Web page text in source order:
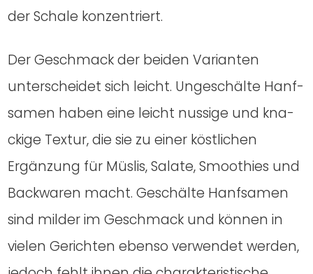
der Scha­le kon­zen­triert.
Der Geschmack der bei­den Vari­an­ten
unter­schei­det sich leicht. Unge­schäl­te Hanf­
sa­men haben eine leicht nussi­ge und kna­
cki­ge Tex­tur, die sie zu einer köst­li­chen
Ergän­zung für Müs­lis, Sala­te, Smoothies und
Back­wa­ren macht. Geschäl­te Hanf­sa­men
sind mil­der im Geschmack und kön­nen in
vie­len Gerich­ten eben­so ver­wen­det wer­den,